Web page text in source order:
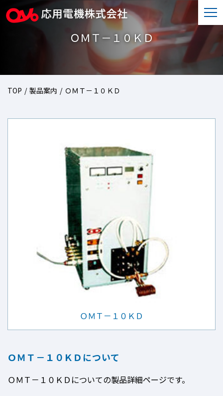
ＯＭＴ－１０ＫＤ
TOP 製品案内 ＯＭＴ－１０ＫＤ
ＯＭＴ－１０ＫＤ
ＯＭＴ－１０ＫＤについて
ＯＭＴ－１０ＫＤについての製品詳細ページです。